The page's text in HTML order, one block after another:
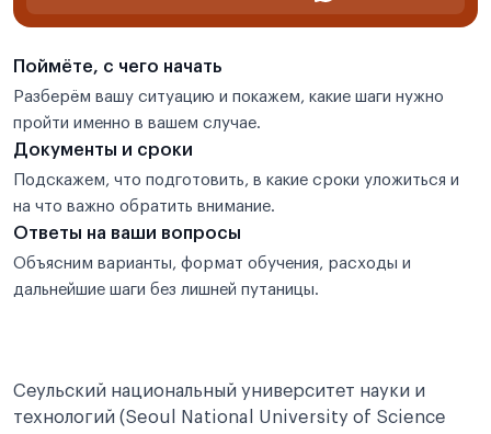
Поймёте, с чего начать
Разберём вашу ситуацию и покажем, какие шаги нужно
пройти именно в вашем случае.
Документы и сроки
Подскажем, что подготовить, в какие сроки уложиться и
на что важно обратить внимание.
Ответы на ваши вопросы
Объясним варианты, формат обучения, расходы и
дальнейшие шаги без лишней путаницы.
Сеульский национальный университет науки и
технологий (Seoul National University of Science